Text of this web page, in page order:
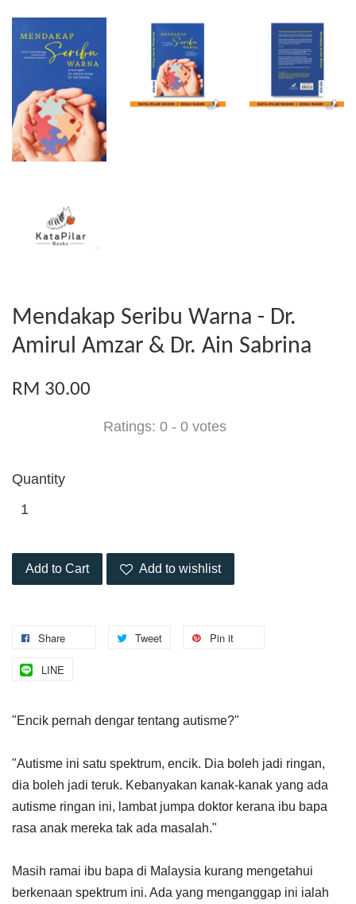
Mendakap Seribu Warna - Dr.
Amirul Amzar & Dr. Ain Sabrina
RM 30.00
Ratings: 0 - 0 votes
Quantity
Add to Cart Add to wishlist
Share Tweet Pin it
LINE
"Encik pernah dengar tentang autisme?"
"Autisme ini satu spektrum, encik. Dia boleh jadi ringan,
dia boleh jadi teruk. Kebanyakan kanak-kanak yang ada
autisme ringan ini, lambat jumpa doktor kerana ibu bapa
rasa anak mereka tak ada masalah."
Masih ramai ibu bapa di Malaysia kurang mengetahui
berkenaan spektrum ini. Ada yang menganggap ini ialah